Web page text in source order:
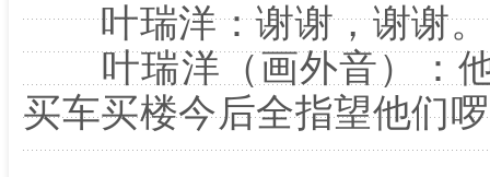
叶瑞洋：谢谢，谢谢。
叶瑞洋（画外音）：他
买车买楼今后全指望他们